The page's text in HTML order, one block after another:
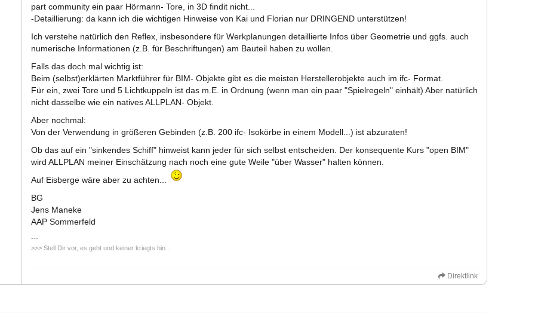
part community ein paar Hörmann- Tore, in 3D findit nicht...
-Detaillierung: da kann ich die wichtigen Hinweise von Kai und Florian nur DRINGEND unterstützen!
Ich verstehe natürlich den Reflex, insbesondere für Werkplanungen detaillierte Infos über Geometrie und ggfs. auch
numerische Informationen (z.B. für Beschriftungen) am Bauteil haben zu wollen.
Falls das doch mal wichtig ist:
Beim (selbst)erklärten Marktführer für BIM- Objekte gibt es die meisten Herstellerobjekte auch im ifc- Format.
Für ein, zwei Tore und 5 Lichtkuppeln ist das m.E. in Ordnung (wenn man ein paar "Spielregeln" einhält) Aber natürlich
nicht dasselbe wie ein natives ALLPLAN- Objekt.
Aber nochmal:
Von der Verwendung in größeren Gebinden (z.B. 200 ifc- Isokörbe in einem Modell...) ist abzuraten!
Ob das auf ein "sinkendes Schiff" hinweist kann jeder für sich selbst entscheiden. Der konsequente Kurs "open BIM"
wird ALLPLAN meiner Einschätzung nach noch eine gute Weile "über Wasser" halten können.
Auf Eisberge wäre aber zu achten...
BG
Jens Maneke
AAP Sommerfeld
>>> Stell Dir vor, es geht und keiner kriegts hin...
Direktlink